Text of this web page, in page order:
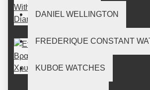
DANIEL WELLINGTON
FREDERIQUE CONSTANT
KUBOE WATCHES
Evil Eye